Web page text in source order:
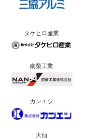
タケヒロ産業
南榮工業
カンエツ
大仙